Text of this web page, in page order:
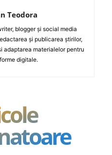
Teodora
blogger și social media
și publicarea știrilor,
adaptarea materialelor pentru
digitale.